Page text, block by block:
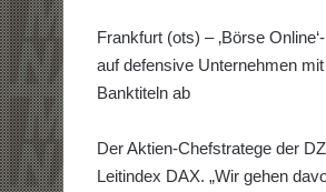
Frankfurt (ots) – ‚Börse
auf defensive Unternehmen
Banktiteln ab
Der Aktien-Chefstratege der
Leitindex DAX. „Wir gehen